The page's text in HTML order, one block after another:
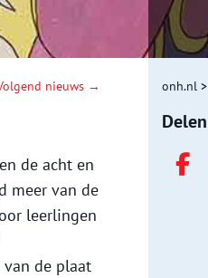
nieuws →
de acht en
meer van de
leerlingen
de plaat
onh.nl >
Delen